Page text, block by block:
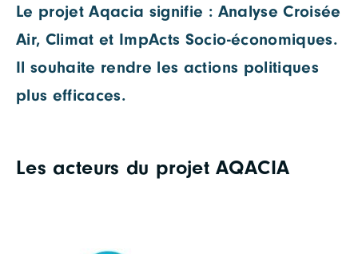
Le projet Aqacia signifie : Analyse Croisée
Air, Climat et ImpActs Socio-économiques.
Il souhaite rendre les actions politiques
plus efficaces.
Les acteurs du projet AQACIA